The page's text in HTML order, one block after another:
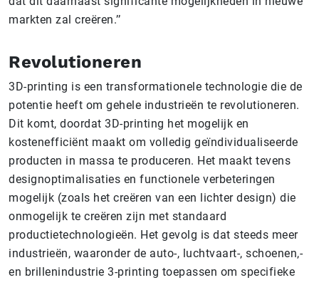
markten zal creëren.’’
Revolutioneren
3D-printing is een transformationele technologie die de
potentie heeft om gehele industrieën te revolutioneren.
Dit komt, doordat 3D-printing het mogelijk en
kostenefficiënt maakt om volledig geïndividualiseerde
producten in massa te produceren. Het maakt tevens
designoptimalisaties en functionele verbeteringen
mogelijk (zoals het creëren van een lichter design) die
onmogelijk te creëren zijn met standaard
productietechnologieën. Het gevolg is dat steeds meer
industrieën, waaronder de auto-, luchtvaart-, schoenen,-
en brillenindustrie 3-printing toepassen om specifieke